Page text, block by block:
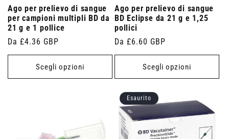
Ago per prelievo di sangue
per campioni multipli BD da
21 g e 1 pollice
Prezzo
di
Da £4.36 GBP
Scegli opzioni
Ago per prelievo di sangue
BD Eclipse da 21 g e 1,25
pollici
Prezzo
di
Da £6.60 GBP
Scegli opzioni
Esaurito